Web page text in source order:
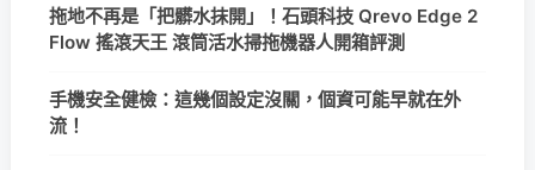
拖地不再是「把髒水抹開」！石頭科技 Qrevo Edge 2
Flow 搖滾天王 滾筒活水掃拖機器人開箱評測
手機安全健檢：這幾個設定沒關，個資可能早就在外
流！